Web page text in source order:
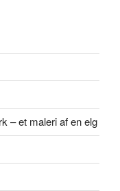
– et maleri af en elg